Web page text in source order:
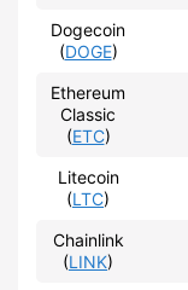
Dogecoin
(DOGE)
Ethereum
Classic
(ETC)
Litecoin
(LTC)
Chainlink
(LINK)